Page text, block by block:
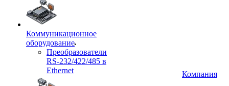
Коммуникационное
оборудование
Преобразователи
RS-232/422/485 в
Ethernet
Компания